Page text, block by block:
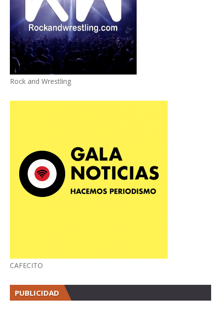
Rock and Wrestling
CAFECITO
PUBLICIDAD